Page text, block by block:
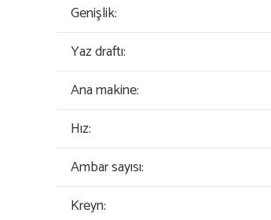
Genişlik:
Yaz draftı:
Ana makine:
Hız:
Ambar sayısı:
Kreyn: